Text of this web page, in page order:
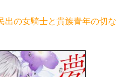
の女騎士と貴族青年の切な